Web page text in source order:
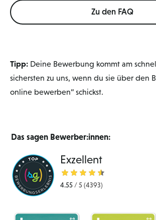
Zu den FAQ
Tipp: Deine Bewerbung kommt am
sichersten zu uns, wenn du sie über den
online bewerben“ schickst.
Das sagen Bewerber:innen:
Exzellent
4.55 / 5 (4393)